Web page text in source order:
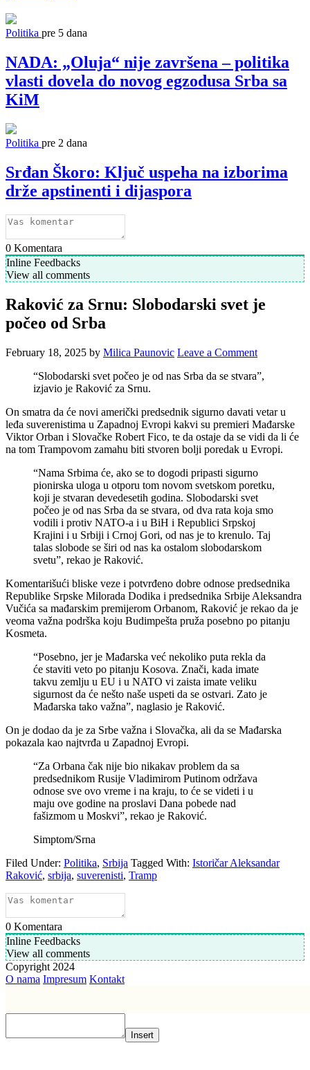
Politika pre 5 dana
NADA: „Oluja“ nije završena – politika
vlasti dovela do novog egzodusa Srba sa
KiM
Politika pre 2 dana
Srđan Škoro: Ključ uspeha na izborima
drže apstinenti i dijaspora
0 Komentara
Inline Feedbacks
View all comments
Raković za Srnu: Slobodarski svet je
počeo od Srba
February 18, 2025 by Milica Paunovic Leave a Comment
“Slobodarski svet počeo je od nas Srba da se stvara”,
izjavio je Raković za Srnu.
On smatra da će novi američki predsednik sigurno davati vetar u
leđa suverenistima u Zapadnoj Evropi kakvi su premieri Mađarske
Viktor Orban i Slovačke Robert Fico, te da ostaje da se vidi da li će
na tom Trampovom zamahu biti stvoren bolji poredak u Evropi.
“Nama Srbima će, ako se to dogodi pripasti sigurno
pionirska uloga u otporu tom novom svetskom poretku,
koji je stvaran devedesetih godina. Slobodarski svet
počeo je od nas Srba da se stvara, od dva rata koja smo
vodili i protiv NATO-a i u BiH i Republici Srpskoj
Krajini i u Srbiji i Crnoj Gori, od nas je to krenulo. Taj
talas slobode se širi od nas ka ostalom slobodarskom
svetu”, rekao je Raković.
Komentarišući bliske veze i potvrđeno dobre odnose predsednika
Republike Srpske Milorada Dodika i predsednika Srbije Aleksandra
Vučića sa mađarskim premijerom Orbanom, Raković je rekao da je
veoma važna podrška koju Budimpešta pruža posebno po pitanju
Kosmeta.
“Posebno, jer je Mađarska već nekoliko puta rekla da
će staviti veto po pitanju Kosova. Znači, kada imate
takvu zemlju u EU i u NATO vi zaista imate veliku
sigurnost da će nešto naše uspeti da se ostvari. Zato je
Mađarska tako važna”, naglasio je Raković.
On je dodao da je za Srbe važna i Slovačka, ali da se Mađarska
pokazala kao najtvrđa u Zapadnoj Evropi.
“Za Orbana čak nije bio nikakav problem da sa
predsednikom Rusije Vladimirom Putinom održava
odnose sve ovo vreme i na kraju, to će se videti i u
maju ove godine na proslavi Dana pobede nad
fašizmom u Moskvi”, rekao je Raković.
Simptom/Srna
Filed Under: Politika, Srbija Tagged With: Istoričar Aleksandar
Raković, srbija, suverenisti, Tramp
0 Komentara
Inline Feedbacks
View all comments
Copyright 2024
O nama Impresum Kontakt
Insert